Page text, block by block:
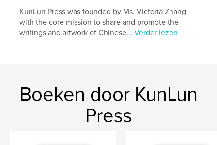
KunLun Press was founded by Ms. Victoria Zhang
with the core mission to share and promote the
writings and artwork of Chinese...Verder lezen
Boeken door KunLun
Press